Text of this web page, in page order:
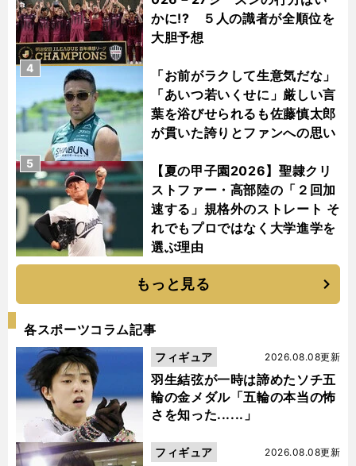
かに!? ５人の識者が全順位を
大胆予想
「お前がラクして生意気だな」
「あいつ若いくせに」厳しい言
葉を浴びせられるも佐藤慎太郎
が貫いた誇りとファンへの思い
4
【夏の甲子園2026】聖隷クリ
ストファー・高部陸の「２回加
速する」規格外のストレート そ
れでもプロではなく大学進学を
選ぶ理由
5
もっと見る
各スポーツコラム記事
羽生結弦が一時は諦めたソチ五
輪の金メダル「五輪の本当の怖
さを知った......」
2026.08.08更新
フィギュア
2026.08.08更新
フィギュア